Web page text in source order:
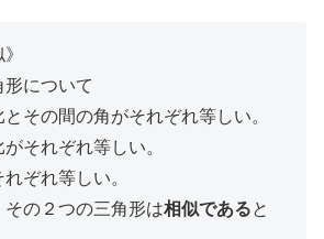
について
その間の角がそれぞれ等しい。
それぞれ等しい。
ぞれ等しい。
の２つの三角形は相似であると